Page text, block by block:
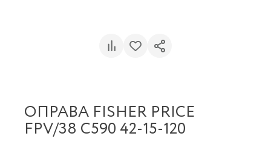
ОПРАВА FISHER PRICE
FPV/38 C590 42-15-120